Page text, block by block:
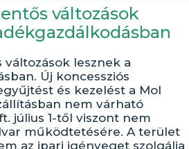
változások
lesznek a
Új koncessziós
és kezelést a Mol
nem várható
július 1-től viszont nem
működtetésére. A terület
az ipari igényeget szolgálja